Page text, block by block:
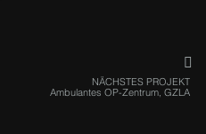
NÄCHSTES PROJEKT
Ambulantes OP-Zentrum, GZLA